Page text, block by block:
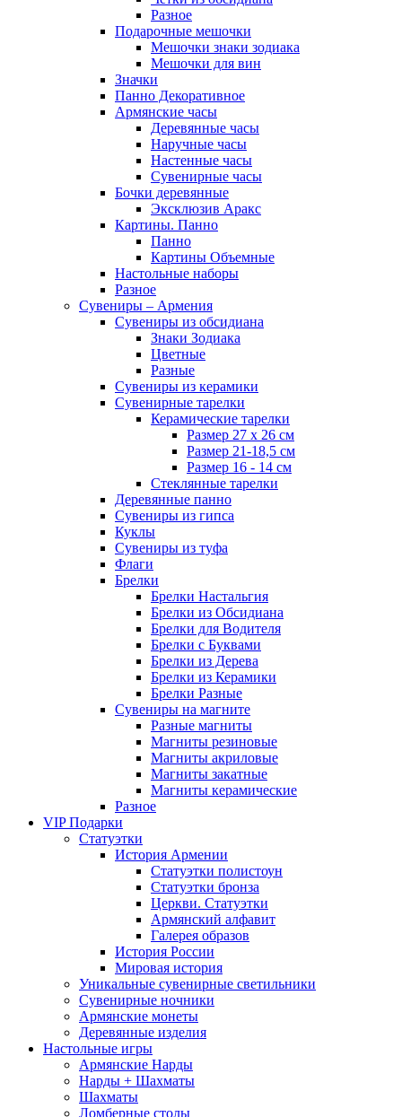
Разное
Подарочные мешочки
Мешочки знаки зодиака
Мешочки для вин
Значки
Панно Декоративное
Армянские часы
Деревянные часы
Наручные часы
Настенные часы
Сувенирные часы
Бочки деревянные
Эксклюзив Аракс
Картины. Панно
Панно
Картины Объемные
Настольные наборы
Разное
Сувениры – Армения
Сувениры из обсидиана
Знаки Зодиака
Цветные
Разные
Сувениры из керамики
Сувенирные тарелки
Керамические тарелки
Размер 27 х 26 см
Размер 21-18,5 см
Размер 16 - 14 см
Стеклянные тарелки
Деревянные панно
Сувениры из гипса
Куклы
Сувениры из туфа
Флаги
Брелки
Брелки Настальгия
Брелки из Обсидиана
Брелки для Водителя
Брелки с Буквами
Брелки из Дерева
Брелки из Керамики
Брелки Разные
Сувениры на магните
Разные магниты
Магниты резиновые
Магниты акриловые
Магниты закатные
Магниты керамические
Разное
VIP Подарки
Статуэтки
История Армении
Статуэтки полистоун
Статуэтки бронза
Церкви. Статуэтки
Армянский алфавит
Галерея образов
История России
Мировая история
Уникальные сувенирные светильники
Сувенирные ночники
Армянские монеты
Деревянные изделия
Настольные игры
Армянские Нарды
Нарды + Шахматы
Шахматы
Ломберные столы